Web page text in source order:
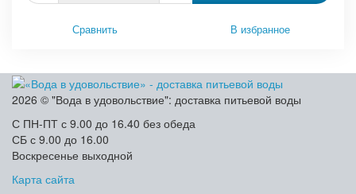
Сравнить В избранное
2026 © "Вода в удовольствие": доставка питьевой воды
С ПН-ПТ с 9.00 до 16.40 без обеда
СБ с 9.00 до 16.00
Воскресенье выходной
Карта сайта